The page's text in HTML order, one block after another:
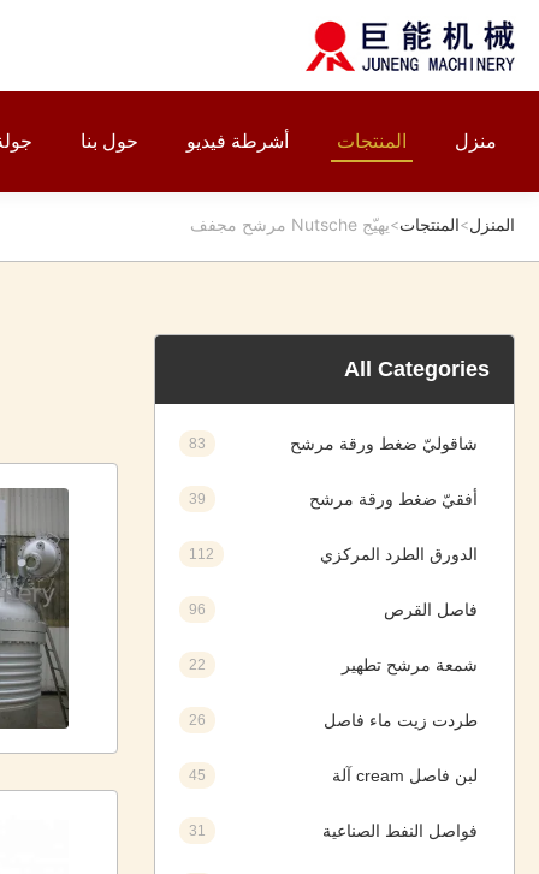
منزل المنتجات أشرطة فيديو حول بنا
المنزل>المنتجات>يهيّج Nutsche مرشح مجفف
All Categories
شاقوليّ ضغط ورقة مرشح 83
أفقيّ ضغط ورقة مرشح 39
الدورق الطرد المركزي 112
فاصل القرص 96
شمعة مرشح تطهير 22
طردت زيت ماء فاصل 26
لبن فاصل cream آلة 45
فواصل النفط الصناعية 31